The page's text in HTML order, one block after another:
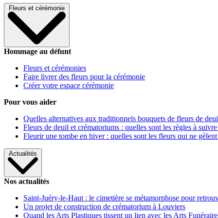
Fleurs et cérémonie
Hommage au défunt
Fleurs et cérémonies
Faire livrer des fleurs pour la cérémonie
Créer votre espace cérémonie
Pour vous aider
Quelles alternatives aux traditionnels bouquets de fleurs de
Fleurs de deuil et crématoriums : quelles sont les règles à
Fleurir une tombe en hiver : quelles sont les fleurs qui ne gèlent
Actualités
Nos actualités
Saint-Juéry-le-Haut : le cimetière se métamorphose pour
Un projet de construction de crématorium à Louviers
Quand les Arts Plastiques tissent un lien avec les Arts